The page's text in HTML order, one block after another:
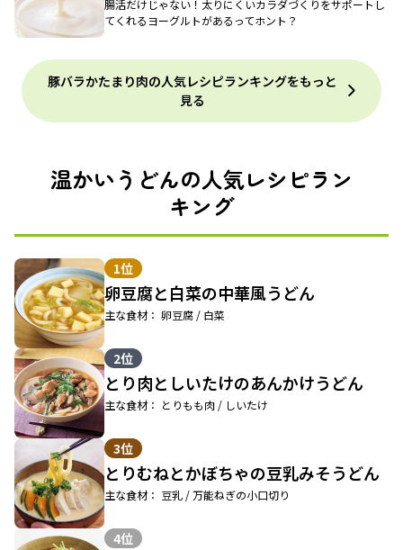
腸活だけじゃない！太りにくいカラダづくりをサポートし
てくれるヨーグルトがあるってホント？
豚バラかたまり肉の人気レシピランキングをもっと
見る
温かいうどんの人気レシピラン
キング
1位
卵豆腐と白菜の中華風うどん
主な食材： 卵豆腐 / 白菜
2位
とり肉としいたけのあんかけうどん
主な食材： とりもも肉 / しいたけ
3位
とりむねとかぼちゃの豆乳みそうどん
主な食材： 豆乳 / 万能ねぎの小口切り
4位